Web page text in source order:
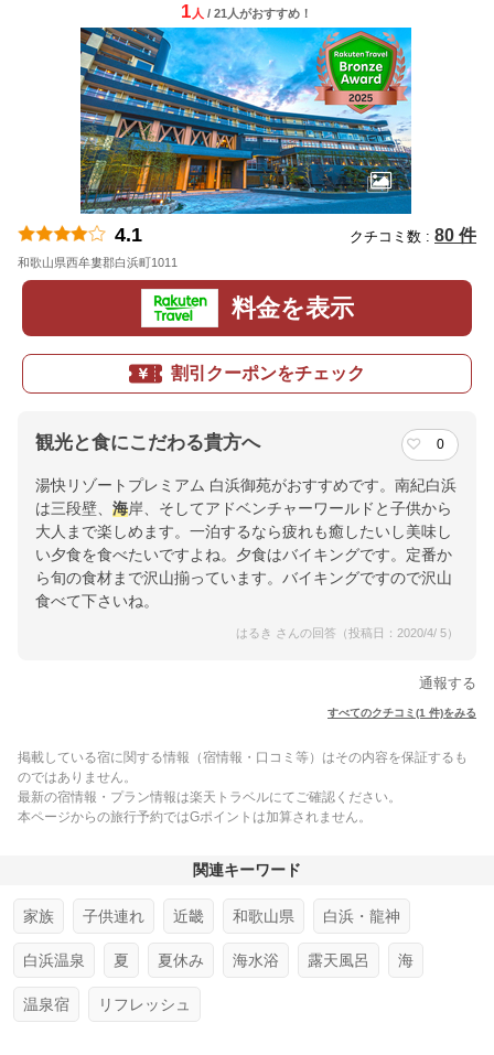
1 人 / 21人がおすすめ！
4.1 クチコミ数 : 80 件
和歌山県西牟婁郡白浜町1011
料金を表示
割引クーポンをチェック
観光と食にこだわる貴方へ 0
湯快リゾートプレミアム 白浜御苑がおすすめです。南紀白浜
は三段壁、 海岸、そしてアドベンチャーワールドと子供から
大人まで楽しめます。一泊するなら疲れも癒したいし美味し
い夕食を食べたいですよね。夕食はバイキングです。定番か
ら旬の食材まで沢山揃っています。バイキングですので沢山
食べて下さいね。
はるき さんの回答（投稿日：2020/4/ 5）
通報する
すべてのクチコミ(1 件)をみる
掲載している宿に関する情報（宿情報・口コミ等）はその内容を保証するも
のではありません。
最新の宿情報・プラン情報は楽天トラベルにてご確認ください。
本ページからの旅行予約ではGポイントは加算されません。
関連キーワード
家族 子供連れ 近畿 和歌山県 白浜・龍神
白浜温泉 夏 夏休み 海水浴 露天風呂 海
温泉宿 リフレッシュ